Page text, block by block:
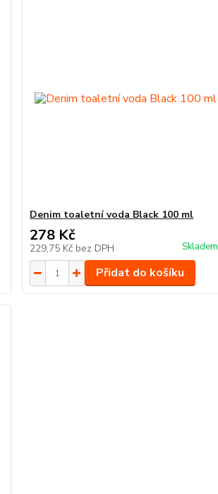
Denim toaletní voda Black 100 ml
278 Kč
229,75 Kč bez DPH Skladem
Přidat do košíku